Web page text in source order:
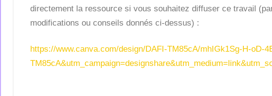
directement la ressource si vous souhaitez diffuser ce travail
modifications ou conseils donnés ci-dessus) :
https://www.canva.com/design/DAFI-TM85cA/mhIGk1Sg-H-oD-